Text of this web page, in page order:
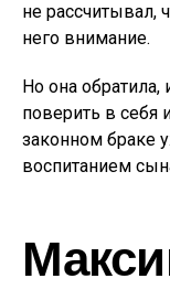
не рассчитывал,
него внимание.
Но она обратила,
поверить в себя
законном браке
воспитанием